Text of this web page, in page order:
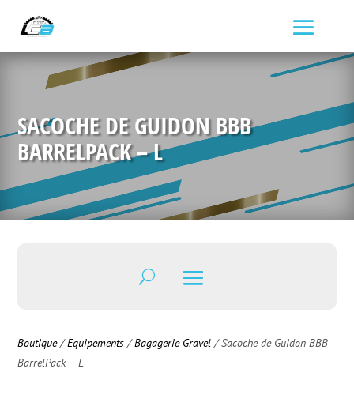
SACOCHE DE GUIDON BBB
BARRELPACK – L
Boutique/Equipements /Bagagerie Gravel / Sacoche de Guidon BBB
BarrelPack – L